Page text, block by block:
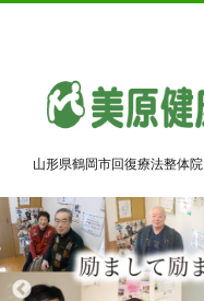
山形県鶴岡市回復療法整体院